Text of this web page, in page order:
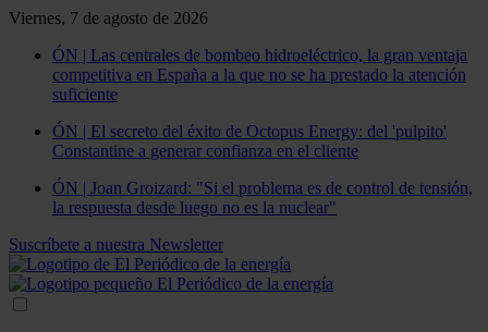
Viernes, 7 de agosto de 2026
ÓN | Las centrales de bombeo hidroeléctrico, la gran ventaja
competitiva en España a la que no se ha prestado la atención
suficiente
ÓN | El secreto del éxito de Octopus Energy: del 'pulpito'
Constantine a generar confianza en el cliente
ÓN | Joan Groizard: "Si el problema es de control de tensión,
la respuesta desde luego no es la nuclear"
Suscríbete a nuestra Newsletter